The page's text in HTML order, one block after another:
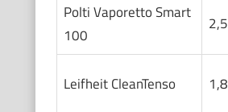
Polti Vaporetto Smart
100
2,5
Leifheit CleanTenso 1,8